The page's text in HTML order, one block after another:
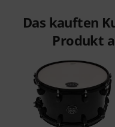
Das kauften
Produkt